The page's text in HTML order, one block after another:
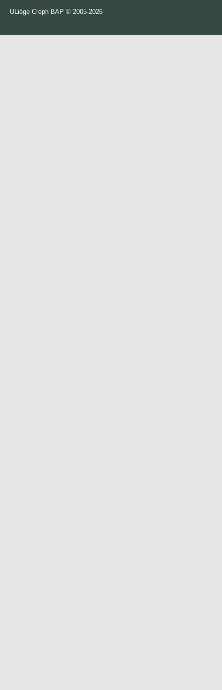
ULiège Creph BAP © 2005-2026